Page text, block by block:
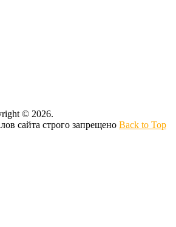
© 2026.
сайта строго запрещено Back to Top